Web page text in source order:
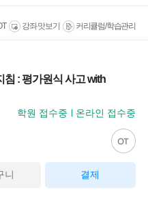
강좌 맛보기 커리큘럼/학습관리
침 : 평가원식 사고 with
학원 접수중 온라인 접수중
니 결제